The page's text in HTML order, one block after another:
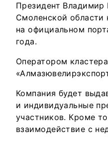
Президент Владимир
Смоленской области
на официальном
года.
Оператором
Компания будет
и индивидуальные
участников. Кроме
взаимодействие с